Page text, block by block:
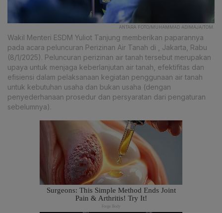
ANTARA FOTO/MUHAMMAD ADIMAJA/TOM.
Wakil Menteri ESDM Yuliot Tanjung memberikan paparannya
pada acara peluncuran Perizinan Air Tanah di , Jakarta, Rabu
(8/1/2025). Peluncuran perizinan air tanah tersebut merupakan
upaya untuk menjaga keberlanjutan air tanah, efektifitas dan
efisiensi dalam pelaksanaan kegiatan penggunaan air tanah
untuk kebutuhan usaha dan bukan usaha (dengan
penyederhanaan prosedur dan persyaratan dari pengaturan
sebelumnya).